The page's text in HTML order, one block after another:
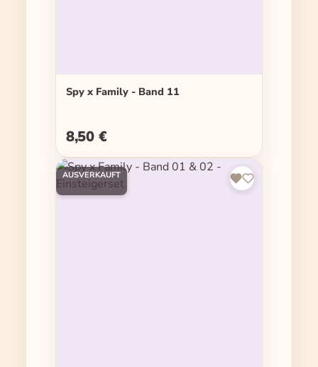
Spy x Family - Band 11
Regulärer Preis:
8,50 €
AUSVERKAUFT